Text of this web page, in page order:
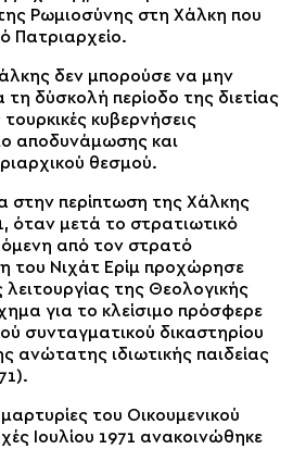
Ρωμιοσύνης στη Χάλκη που
Πατριαρχείο.
δεν μπορούσε να μην
τη δύσκολή περίοδο της διετίας
κυβερνήσεις
αποδυνάμωσης και
θεσμού.
στην περίπτωση της Χάλκης
όταν μετά το στρατιωτικό
από τον στρατό
του Νιχάτ Ερίμ προχώρησε
της Θεολογικής
για το κλείσιμο πρόσφερε
συνταγματικού δικαστηρίου
ανώτατης ιδιωτικής παιδείας
του Οικουμενικού
Ιουλίου 1971 ανακοινώθηκε